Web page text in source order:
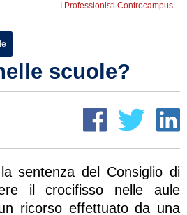
I Professionisti Controcampus
scuole?
sentenza del Consiglio di
il crocifisso nelle aule
ricorso effettuato da una